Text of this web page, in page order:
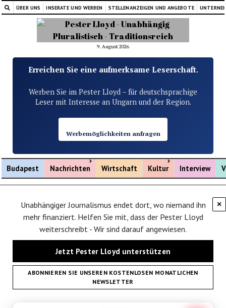
ÜBER UNS INSERATE UND WERBEN STELLENANZEIGEN UND ANGEBOTE
9. August 2026
Erreichen Sie eine aufmerksame Leserschaft.
Werben Sie im Pester Lloyd – für deutschsprachige
Leser mit Interesse an Ungarn und der Region.
Werbemöglichkeiten anfragen
Budapest Nachrichten
Menü öffnen
Wirtschaft Kultur
Menü öffnen
Interview
×
Unabhängiger Journalismus endet dort, wo niemand ihn
mehr finanziert. Helfen Sie mit, dass der Pester Lloyd
weiterschreibt - Wir sind darauf angewiesen.
Jetzt Pester Lloyd unterstützen
ABONNIEREN SIE UNSEREN KOSTENLOSEN MONATLICHEN
NEWSLETTER